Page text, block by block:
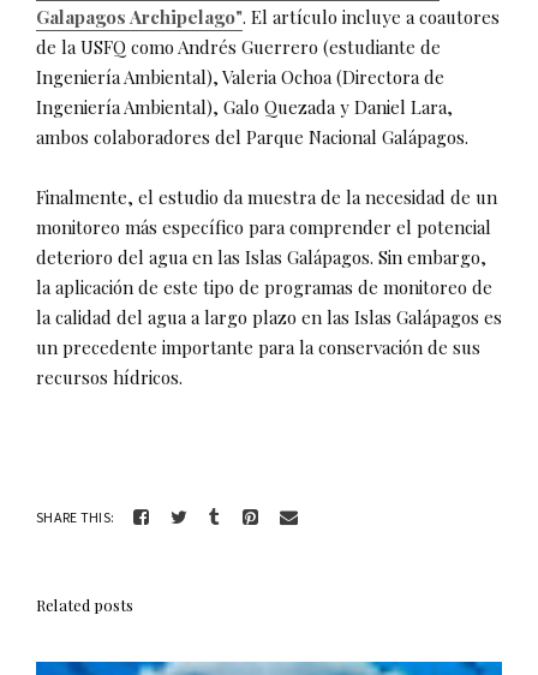
Galapagos Archipelago". El artículo incluye a coautores
de la USFQ como Andrés Guerrero (estudiante de
Ingeniería Ambiental), Valeria Ochoa (Directora de
Ingeniería Ambiental), Galo Quezada y Daniel Lara,
ambos colaboradores del Parque Nacional Galápagos.
Finalmente, el estudio da muestra de la necesidad de un
monitoreo más específico para comprender el potencial
deterioro del agua en las Islas Galápagos. Sin embargo,
la aplicación de este tipo de programas de monitoreo de
la calidad del agua a largo plazo en las Islas Galápagos es
un precedente importante para la conservación de sus
recursos hídricos.
SHARE THIS:
Related posts